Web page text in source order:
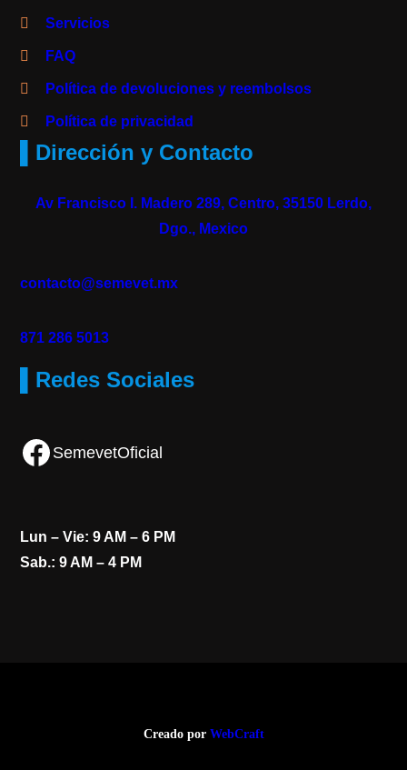
Servicios
FAQ
Política de devoluciones y reembolsos
Política de privacidad
▌Dirección y Contacto
Av Francisco I. Madero 289, Centro, 35150 Lerdo,
Dgo., Mexico
contacto@semevet.mx
871 286 5013
▌Redes Sociales
Facebook SemevetOficial
Lun – Vie: 9 AM – 6 PM
Sab.: 9 AM – 4 PM
Creado por WebCraft